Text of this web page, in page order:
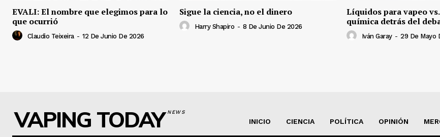
EVALI: El nombre que elegimos para lo
que ocurrió
Claudio Teixeira - 12 De Junio De 2026
Sigue la ciencia, no el dinero
Harry Shapiro - 8 De Junio De 2026
Líquidos para vapeo
química detrás del
Iván Garay - 29 De Mayo
VAPING TODAYNEWS
INICIO CIENCIA POLÍTICA OPINIÓN